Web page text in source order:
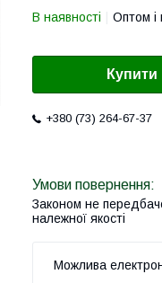
В наявності Оптом і
Купити
+380 (73) 264-67-37
Законом не
належної якості